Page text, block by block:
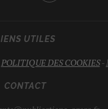
UTILES
POLITIQUE DES COOKIES-
CONTACT